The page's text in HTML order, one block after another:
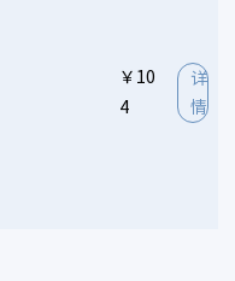
￥10
4
详
情